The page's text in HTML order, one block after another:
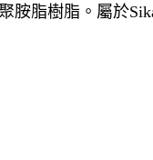
胺脂樹脂。屬於